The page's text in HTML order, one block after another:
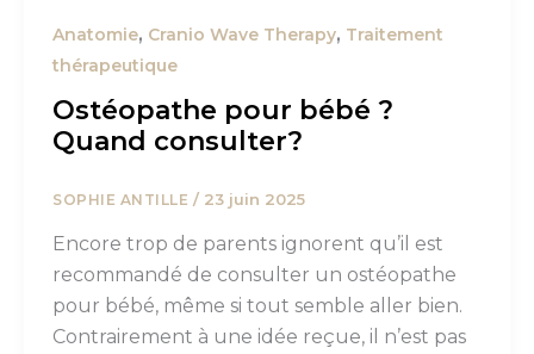
Anatomie, Cranio Wave Therapy, Traitement
thérapeutique
Ostéopathe pour bébé ?
Quand consulter?
SOPHIE ANTILLE / 23 juin 2025
Encore trop de parents ignorent qu’il est
recommandé de consulter un ostéopathe
pour bébé, même si tout semble aller bien.
Contrairement à une idée reçue, il n’est pas